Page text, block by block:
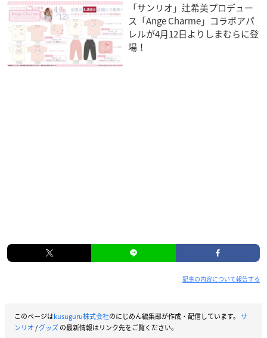
「サンリオ」辻希美プロデュー
ス「Ange Charme」コラボアパ
レルが4月12日よりしまむらに登
場！
記事の内容について報告する
このページはkusuguru株式会社のにじめん編集部が作成・配信しています。 サ
ンリオ/グッズの最新情報はリンク先をご覧ください。